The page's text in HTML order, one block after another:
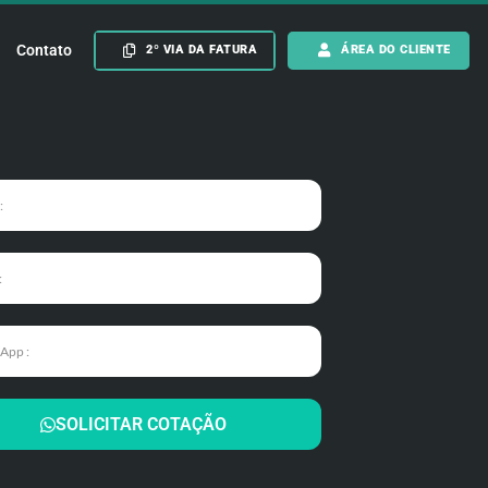
Contato 2º VIA DA FATURA ÁREA DO CLIENTE
SOLICITAR COTAÇÃO